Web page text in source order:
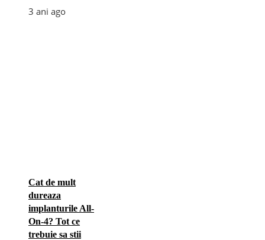
3 ani ago
Cat de mult
dureaza
implanturile All-
On-4? Tot ce
trebuie sa stii